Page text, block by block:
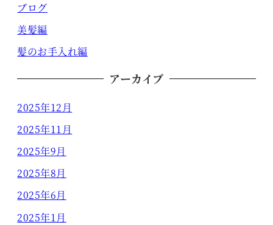
ブログ
美髪編
髪のお手入れ編
アーカイブ
2025年12月
2025年11月
2025年9月
2025年8月
2025年6月
2025年1月